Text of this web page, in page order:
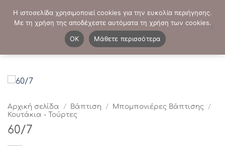
στο
ΤΗΛΕΦΩΝΙΚΕΣ ΠΑΡΑΓΓΕΛΙΕΣ: - 2103821941
Αρχική σελίδα / Βάπτιση / Μπομπονιέρες Βάπτισης
/
Κουτάκια - Τούρτες
60/7
Η ιστοσελίδα χρησιμοποιεί cookies για την ευκολία περιήγησης.
Με τη χρήση της αποδέχεστε αυτόματα τη χρήση των cookies.
OK
Μάθετε περισσότερα